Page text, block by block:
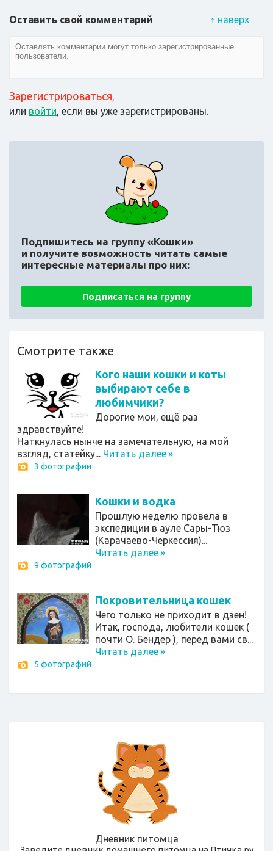
↑ наверх
Оставить свой комментарий
Зарегистрироваться
или войти , если вы уже зарегистрированы.
Подпишитесь на группу «Кошки»
и получите возможность читать самые
интересные материалы про них:
Подписаться на группу
Смотрите также
Кого наши кошки и коты
выбирают себе в
любимчики?
Дорогие мои, ещё раз
здравствуйте!
Наткнулась нынче на замечательную, на мой
взгляд, статейку... Читать далее»
3 фотографии
Кошки и водка
Прошлую неделю провела в
экспедиции в ауле Сары-Тюз
(Карачаево-Черкессия)...
Читать далее»
9 фотографий
Покровительница кошек
Чего только не приходит в дзен!
Итак, господа, любители кошек (
почти О. Бендер ), перед вами св...
Читать далее»
5 фотографий
Дневник питомца